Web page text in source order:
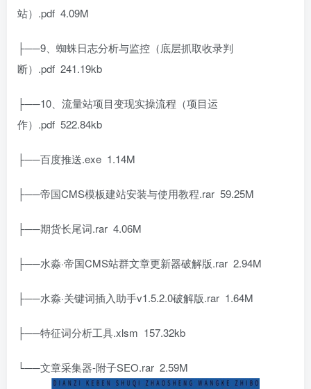
站）.pdf 4.09M
├──9、蜘蛛日志分析与监控（底层抓取收录判
断）.pdf 241.19kb
├──10、流量站项目变现实操流程（项目运
作）.pdf 522.84kb
├──百度推送.exe 1.14M
├──帝国CMS模板建站安装与使用教程.rar 59.25M
├──期货长尾词.rar 4.06M
├──水淼·帝国CMS站群文章更新器破解版.rar 2.94M
├──水淼·关键词插入助手v1.5.2.0破解版.rar 1.64M
├──特征词分析工具.xlsm 157.32kb
└──文章采集器-附子SEO.rar 2.59M